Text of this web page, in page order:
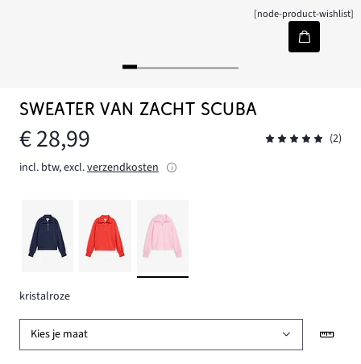
[node-product-wishlist]
SWEATER VAN ZACHT SCUBA
€ 28,99
(2)
incl. btw, excl.verzendkosten
kristalroze
Kies je maat